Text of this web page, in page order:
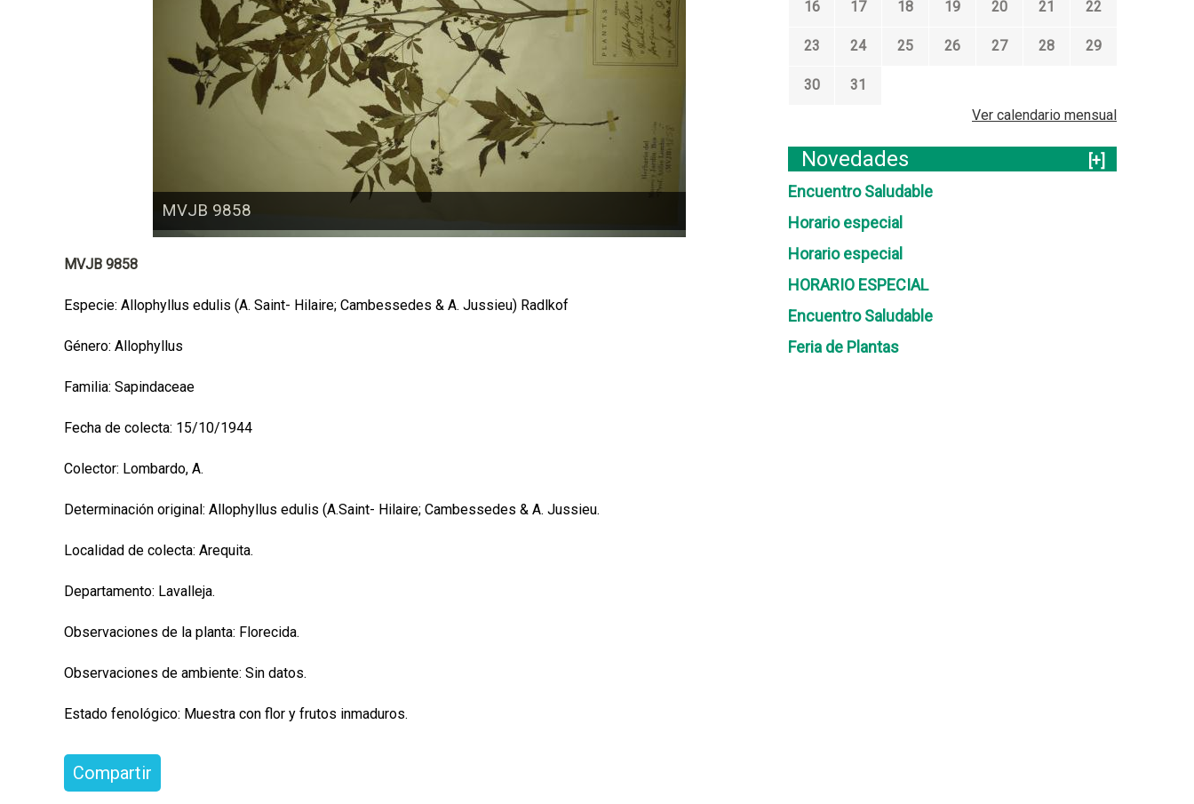
MVJB 9858
MVJB 9858
Especie: Allophyllus edulis (A. Saint- Hilaire; Cambessedes & A. Jussieu) Radlkof
Género: Allophyllus
Familia: Sapindaceae
Fecha de colecta: 15/10/1944
Colector: Lombardo, A.
Determinación original: Allophyllus edulis (A.Saint- Hilaire; Cambessedes & A. Jussieu.
Localidad de colecta: Arequita.
Departamento: Lavalleja.
Observaciones de la planta: Florecida.
Observaciones de ambiente: Sin datos.
Estado fenológico: Muestra con flor y frutos inmaduros.
Compartir
16 17 18 19 20 21 22
23 24 25 26 27 28 29
30
31
Ver calendario mensual
Novedades
[+]
Encuentro Saludable
Horario especial
Horario especial
HORARIO ESPECIAL
Encuentro Saludable
Feria de Plantas